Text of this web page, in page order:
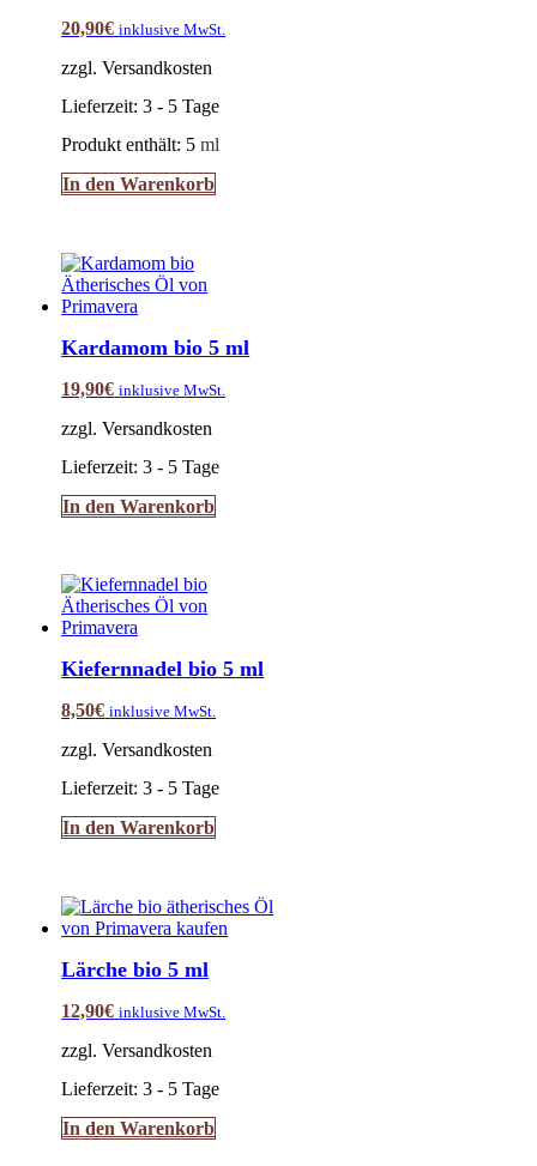
20,90€ inklusive MwSt.
zzgl. Versandkosten
Lieferzeit:3 - 5 Tage
Produkt enthält: 5ml
In den Warenkorb
Kardamom bio 5 ml
19,90€ inklusive MwSt.
zzgl. Versandkosten
Lieferzeit:3 - 5 Tage
In den Warenkorb
Kiefernnadel bio 5 ml
8,50€ inklusive MwSt.
zzgl. Versandkosten
Lieferzeit:3 - 5 Tage
In den Warenkorb
Lärche bio 5 ml
12,90€ inklusive MwSt.
zzgl. Versandkosten
Lieferzeit:3 - 5 Tage
In den Warenkorb